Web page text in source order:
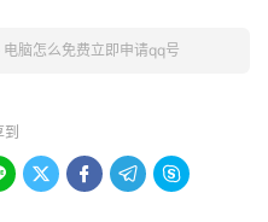
电脑怎么免费立即申请qq号
到
   